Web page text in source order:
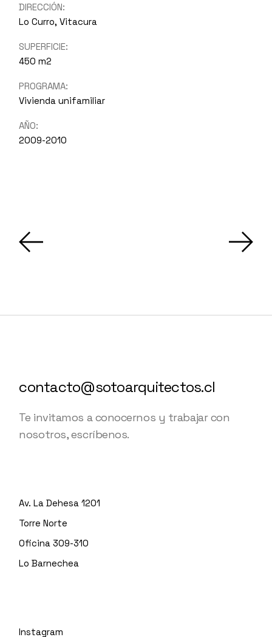
DIRECCIÓN:
Lo Curro, Vitacura
SUPERFICIE:
450 m2
PROGRAMA:
Vivienda unifamiliar
AÑO:
2009-2010
contacto@sotoarquitectos.cl
Te invitamos a conocernos y trabajar con
nosotros, escríbenos.
Av. La Dehesa 1201
Torre Norte
Oficina 309-310
Lo Barnechea
Instagram